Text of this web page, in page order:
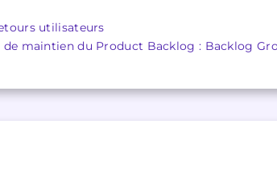
utilisateurs
maintien du Product Backlog : Backlog